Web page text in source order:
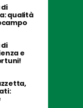
qualità
e